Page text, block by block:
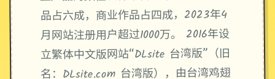
品占六成，商业作品占四成，2023年4
月网站注册用户超过1000万。 2016年设
立繁体中文版网站“DLsite 台湾版”（旧
名：DLsite.com 台湾版），由台湾鸡翅